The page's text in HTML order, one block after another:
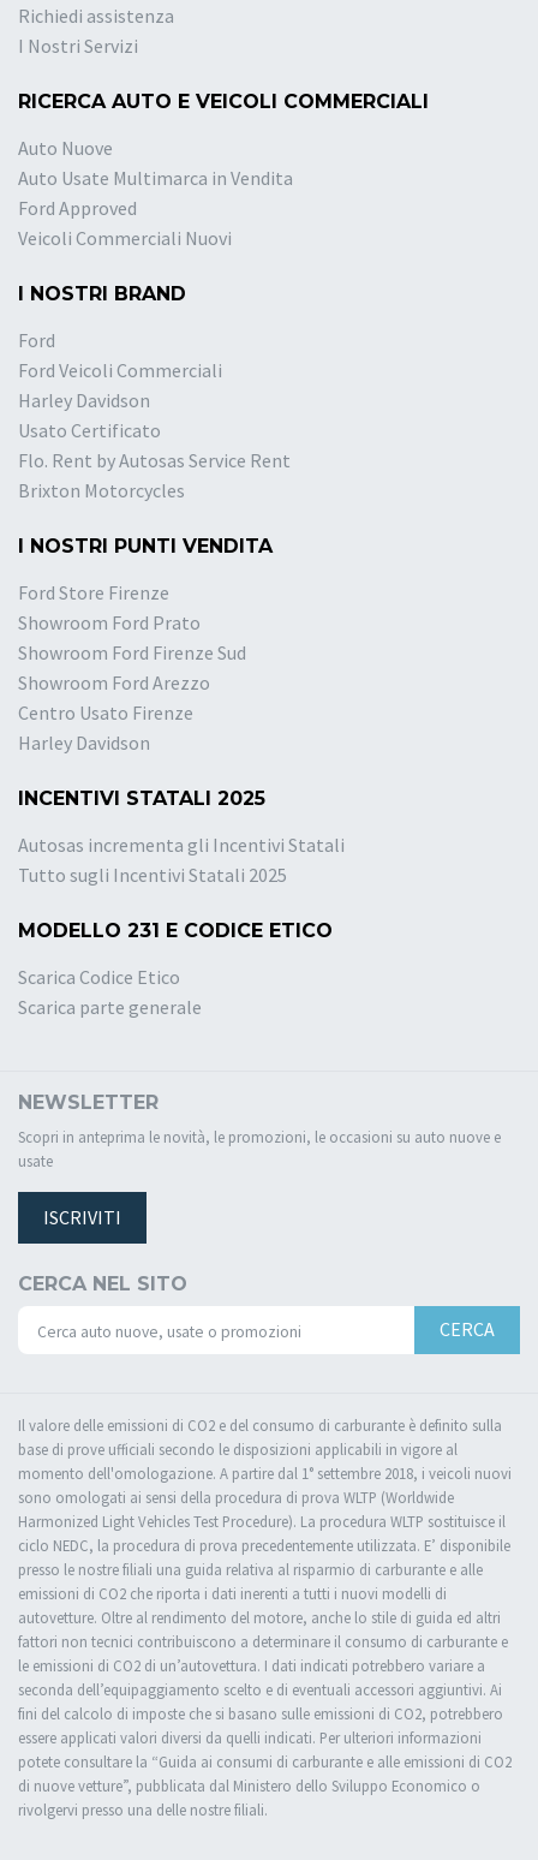
Richiedi assistenza
I Nostri Servizi
RICERCA AUTO E VEICOLI COMMERCIALI
Auto Nuove
Auto Usate Multimarca in Vendita
Ford Approved
Veicoli Commerciali Nuovi
I NOSTRI BRAND
Ford
Ford Veicoli Commerciali
Harley Davidson
Usato Certificato
Flo. Rent by Autosas Service Rent
Brixton Motorcycles
I NOSTRI PUNTI VENDITA
Ford Store Firenze
Showroom Ford Prato
Showroom Ford Firenze Sud
Showroom Ford Arezzo
Centro Usato Firenze
Harley Davidson
INCENTIVI STATALI 2025
Autosas incrementa gli Incentivi Statali
Tutto sugli Incentivi Statali 2025
MODELLO 231 E CODICE ETICO
Scarica Codice Etico
Scarica parte generale
NEWSLETTER
Scopri in anteprima le novità, le promozioni, le occasioni su auto nuove e
usate
ISCRIVITI
CERCA NEL SITO
CERCA
Il valore delle emissioni di CO2 e del consumo di carburante è definito sulla
base di prove ufficiali secondo le disposizioni applicabili in vigore al
momento dell'omologazione. A partire dal 1° settembre 2018, i veicoli nuovi
sono omologati ai sensi della procedura di prova WLTP (Worldwide
Harmonized Light Vehicles Test Procedure). La procedura WLTP sostituisce il
ciclo NEDC, la procedura di prova precedentemente utilizzata. E’ disponibile
presso le nostre filiali una guida relativa al risparmio di carburante e alle
emissioni di CO2 che riporta i dati inerenti a tutti i nuovi modelli di
autovetture. Oltre al rendimento del motore, anche lo stile di guida ed altri
fattori non tecnici contribuiscono a determinare il consumo di carburante e
le emissioni di CO2 di un’autovettura. I dati indicati potrebbero variare a
seconda dell’equipaggiamento scelto e di eventuali accessori aggiuntivi. Ai
fini del calcolo di imposte che si basano sulle emissioni di CO2, potrebbero
essere applicati valori diversi da quelli indicati. Per ulteriori informazioni
potete consultare la “Guida ai consumi di carburante e alle emissioni di CO2
di nuove vetture”, pubblicata dal Ministero dello Sviluppo Economico o
rivolgervi presso una delle nostre filiali.